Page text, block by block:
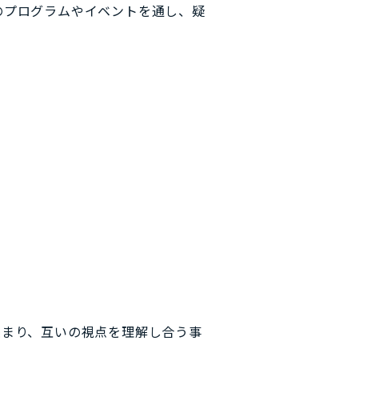
ログラムやイベントを通し、疑
り、互いの視点を理解し合う事